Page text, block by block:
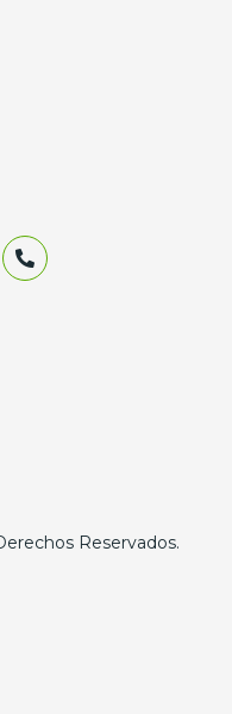
Reservados.